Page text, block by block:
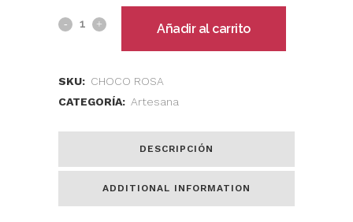
Añadir al carrito
SKU: CHOCO ROSA
CATEGORÍA: Artesana
DESCRIPCIÓN
ADDITIONAL INFORMATION